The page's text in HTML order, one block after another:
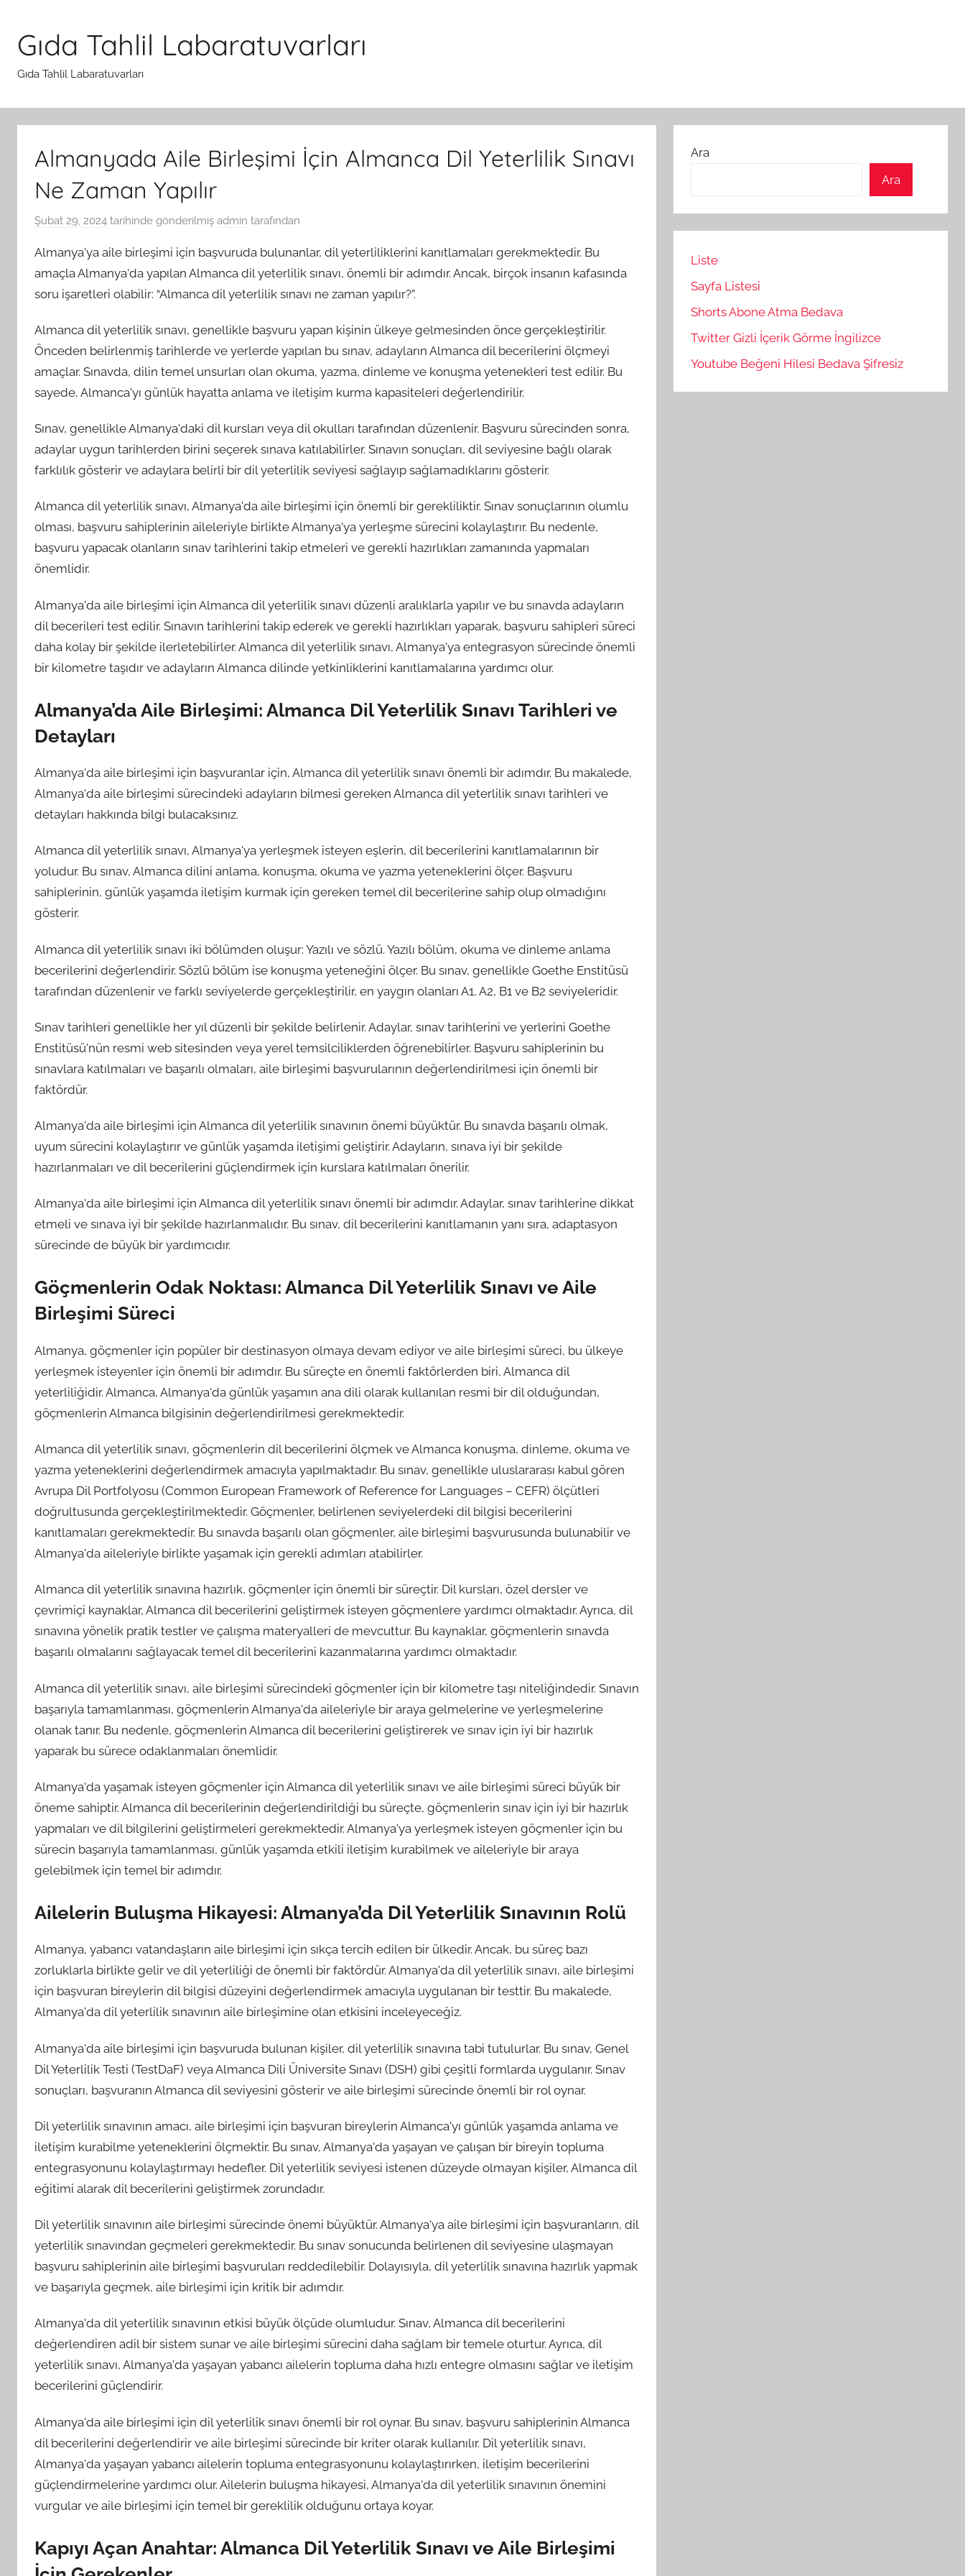
Gıda Tahlil Labaratuvarları
Gıda Tahlil Labaratuvarları
Almanyada Aile Birleşimi İçin Almanca Dil Yeterlilik Sınavı
Ne Zaman Yapılır
Şubat 29, 2024 tarihinde gönderilmiş admin tarafından
Almanya'ya aile birleşimi için başvuruda bulunanlar, dil yeterliliklerini kanıtlamaları gerekmektedir. Bu
amaçla Almanya'da yapılan Almanca dil yeterlilik sınavı, önemli bir adımdır. Ancak, birçok insanın kafasında
soru işaretleri olabilir: “Almanca dil yeterlilik sınavı ne zaman yapılır?”.
Almanca dil yeterlilik sınavı, genellikle başvuru yapan kişinin ülkeye gelmesinden önce gerçekleştirilir.
Önceden belirlenmiş tarihlerde ve yerlerde yapılan bu sınav, adayların Almanca dil becerilerini ölçmeyi
amaçlar. Sınavda, dilin temel unsurları olan okuma, yazma, dinleme ve konuşma yetenekleri test edilir. Bu
sayede, Almanca'yı günlük hayatta anlama ve iletişim kurma kapasiteleri değerlendirilir.
Sınav, genellikle Almanya'daki dil kursları veya dil okulları tarafından düzenlenir. Başvuru sürecinden sonra,
adaylar uygun tarihlerden birini seçerek sınava katılabilirler. Sınavın sonuçları, dil seviyesine bağlı olarak
farklılık gösterir ve adaylara belirli bir dil yeterlilik seviyesi sağlayıp sağlamadıklarını gösterir.
Almanca dil yeterlilik sınavı, Almanya'da aile birleşimi için önemli bir gerekliliktir. Sınav sonuçlarının olumlu
olması, başvuru sahiplerinin aileleriyle birlikte Almanya'ya yerleşme sürecini kolaylaştırır. Bu nedenle,
başvuru yapacak olanların sınav tarihlerini takip etmeleri ve gerekli hazırlıkları zamanında yapmaları
önemlidir.
Almanya'da aile birleşimi için Almanca dil yeterlilik sınavı düzenli aralıklarla yapılır ve bu sınavda adayların
dil becerileri test edilir. Sınavın tarihlerini takip ederek ve gerekli hazırlıkları yaparak, başvuru sahipleri süreci
daha kolay bir şekilde ilerletebilirler. Almanca dil yeterlilik sınavı, Almanya'ya entegrasyon sürecinde önemli
bir kilometre taşıdır ve adayların Almanca dilinde yetkinliklerini kanıtlamalarına yardımcı olur.
Almanya’da Aile Birleşimi: Almanca Dil Yeterlilik Sınavı Tarihleri ve
Detayları
Almanya'da aile birleşimi için başvuranlar için, Almanca dil yeterlilik sınavı önemli bir adımdır. Bu makalede,
Almanya'da aile birleşimi sürecindeki adayların bilmesi gereken Almanca dil yeterlilik sınavı tarihleri ve
detayları hakkında bilgi bulacaksınız.
Almanca dil yeterlilik sınavı, Almanya'ya yerleşmek isteyen eşlerin, dil becerilerini kanıtlamalarının bir
yoludur. Bu sınav, Almanca dilini anlama, konuşma, okuma ve yazma yeteneklerini ölçer. Başvuru
sahiplerinin, günlük yaşamda iletişim kurmak için gereken temel dil becerilerine sahip olup olmadığını
gösterir.
Almanca dil yeterlilik sınavı iki bölümden oluşur: Yazılı ve sözlü. Yazılı bölüm, okuma ve dinleme anlama
becerilerini değerlendirir. Sözlü bölüm ise konuşma yeteneğini ölçer. Bu sınav, genellikle Goethe Enstitüsü
tarafından düzenlenir ve farklı seviyelerde gerçekleştirilir, en yaygın olanları A1, A2, B1 ve B2 seviyeleridir.
Sınav tarihleri genellikle her yıl düzenli bir şekilde belirlenir. Adaylar, sınav tarihlerini ve yerlerini Goethe
Enstitüsü'nün resmi web sitesinden veya yerel temsilciliklerden öğrenebilirler. Başvuru sahiplerinin bu
sınavlara katılmaları ve başarılı olmaları, aile birleşimi başvurularının değerlendirilmesi için önemli bir
faktördür.
Almanya'da aile birleşimi için Almanca dil yeterlilik sınavının önemi büyüktür. Bu sınavda başarılı olmak,
uyum sürecini kolaylaştırır ve günlük yaşamda iletişimi geliştirir. Adayların, sınava iyi bir şekilde
hazırlanmaları ve dil becerilerini güçlendirmek için kurslara katılmaları önerilir.
Almanya'da aile birleşimi için Almanca dil yeterlilik sınavı önemli bir adımdır. Adaylar, sınav tarihlerine dikkat
etmeli ve sınava iyi bir şekilde hazırlanmalıdır. Bu sınav, dil becerilerini kanıtlamanın yanı sıra, adaptasyon
sürecinde de büyük bir yardımcıdır.
Göçmenlerin Odak Noktası: Almanca Dil Yeterlilik Sınavı ve Aile
Birleşimi Süreci
Almanya, göçmenler için popüler bir destinasyon olmaya devam ediyor ve aile birleşimi süreci, bu ülkeye
yerleşmek isteyenler için önemli bir adımdır. Bu süreçte en önemli faktörlerden biri, Almanca dil
yeterliliğidir. Almanca, Almanya'da günlük yaşamın ana dili olarak kullanılan resmi bir dil olduğundan,
göçmenlerin Almanca bilgisinin değerlendirilmesi gerekmektedir.
Almanca dil yeterlilik sınavı, göçmenlerin dil becerilerini ölçmek ve Almanca konuşma, dinleme, okuma ve
yazma yeteneklerini değerlendirmek amacıyla yapılmaktadır. Bu sınav, genellikle uluslararası kabul gören
Avrupa Dil Portfolyosu (Common European Framework of Reference for Languages – CEFR) ölçütleri
doğrultusunda gerçekleştirilmektedir. Göçmenler, belirlenen seviyelerdeki dil bilgisi becerilerini
kanıtlamaları gerekmektedir. Bu sınavda başarılı olan göçmenler, aile birleşimi başvurusunda bulunabilir ve
Almanya'da aileleriyle birlikte yaşamak için gerekli adımları atabilirler.
Almanca dil yeterlilik sınavına hazırlık, göçmenler için önemli bir süreçtir. Dil kursları, özel dersler ve
çevrimiçi kaynaklar, Almanca dil becerilerini geliştirmek isteyen göçmenlere yardımcı olmaktadır. Ayrıca, dil
sınavına yönelik pratik testler ve çalışma materyalleri de mevcuttur. Bu kaynaklar, göçmenlerin sınavda
başarılı olmalarını sağlayacak temel dil becerilerini kazanmalarına yardımcı olmaktadır.
Almanca dil yeterlilik sınavı, aile birleşimi sürecindeki göçmenler için bir kilometre taşı niteliğindedir. Sınavın
başarıyla tamamlanması, göçmenlerin Almanya'da aileleriyle bir araya gelmelerine ve yerleşmelerine
olanak tanır. Bu nedenle, göçmenlerin Almanca dil becerilerini geliştirerek ve sınav için iyi bir hazırlık
yaparak bu sürece odaklanmaları önemlidir.
Almanya'da yaşamak isteyen göçmenler için Almanca dil yeterlilik sınavı ve aile birleşimi süreci büyük bir
öneme sahiptir. Almanca dil becerilerinin değerlendirildiği bu süreçte, göçmenlerin sınav için iyi bir hazırlık
yapmaları ve dil bilgilerini geliştirmeleri gerekmektedir. Almanya'ya yerleşmek isteyen göçmenler için bu
sürecin başarıyla tamamlanması, günlük yaşamda etkili iletişim kurabilmek ve aileleriyle bir araya
gelebilmek için temel bir adımdır.
Ailelerin Buluşma Hikayesi: Almanya’da Dil Yeterlilik Sınavının Rolü
Almanya, yabancı vatandaşların aile birleşimi için sıkça tercih edilen bir ülkedir. Ancak, bu süreç bazı
zorluklarla birlikte gelir ve dil yeterliliği de önemli bir faktördür. Almanya'da dil yeterlilik sınavı, aile birleşimi
için başvuran bireylerin dil bilgisi düzeyini değerlendirmek amacıyla uygulanan bir testtir. Bu makalede,
Almanya'da dil yeterlilik sınavının aile birleşimine olan etkisini inceleyeceğiz.
Almanya'da aile birleşimi için başvuruda bulunan kişiler, dil yeterlilik sınavına tabi tutulurlar. Bu sınav, Genel
Dil Yeterlilik Testi (TestDaF) veya Almanca Dili Üniversite Sınavı (DSH) gibi çeşitli formlarda uygulanır. Sınav
sonuçları, başvuranın Almanca dil seviyesini gösterir ve aile birleşimi sürecinde önemli bir rol oynar.
Dil yeterlilik sınavının amacı, aile birleşimi için başvuran bireylerin Almanca'yı günlük yaşamda anlama ve
iletişim kurabilme yeteneklerini ölçmektir. Bu sınav, Almanya'da yaşayan ve çalışan bir bireyin topluma
entegrasyonunu kolaylaştırmayı hedefler. Dil yeterlilik seviyesi istenen düzeyde olmayan kişiler, Almanca dil
eğitimi alarak dil becerilerini geliştirmek zorundadır.
Dil yeterlilik sınavının aile birleşimi sürecinde önemi büyüktür. Almanya'ya aile birleşimi için başvuranların, dil
yeterlilik sınavından geçmeleri gerekmektedir. Bu sınav sonucunda belirlenen dil seviyesine ulaşmayan
başvuru sahiplerinin aile birleşimi başvuruları reddedilebilir. Dolayısıyla, dil yeterlilik sınavına hazırlık yapmak
ve başarıyla geçmek, aile birleşimi için kritik bir adımdır.
Almanya'da dil yeterlilik sınavının etkisi büyük ölçüde olumludur. Sınav, Almanca dil becerilerini
değerlendiren adil bir sistem sunar ve aile birleşimi sürecini daha sağlam bir temele oturtur. Ayrıca, dil
yeterlilik sınavı, Almanya'da yaşayan yabancı ailelerin topluma daha hızlı entegre olmasını sağlar ve iletişim
becerilerini güçlendirir.
Almanya'da aile birleşimi için dil yeterlilik sınavı önemli bir rol oynar. Bu sınav, başvuru sahiplerinin Almanca
dil becerilerini değerlendirir ve aile birleşimi sürecinde bir kriter olarak kullanılır. Dil yeterlilik sınavı,
Almanya'da yaşayan yabancı ailelerin topluma entegrasyonunu kolaylaştırırken, iletişim becerilerini
güçlendirmelerine yardımcı olur. Ailelerin buluşma hikayesi, Almanya'da dil yeterlilik sınavının önemini
vurgular ve aile birleşimi için temel bir gereklilik olduğunu ortaya koyar.
Kapıyı Açan Anahtar: Almanca Dil Yeterlilik Sınavı ve Aile Birleşimi
Ara
Ara
Liste
Sayfa Listesi
Shorts Abone Atma Bedava
Twitter Gizli İçerik Görme İngilizce
Youtube Beğeni Hilesi Bedava Şifresiz